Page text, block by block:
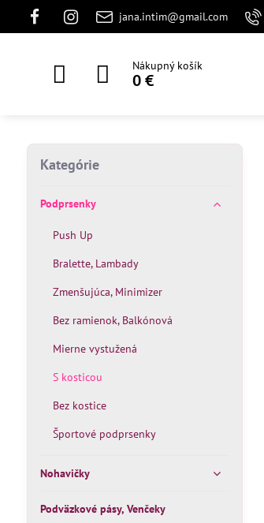
jana.intim@gmail.com
Nákupný košík
0 €
Kategórie
Podprsenky
Push Up
Bralette, Lambady
Zmenšujúca, Minimizer
Bez ramienok, Balkónová
Mierne vystužená
S kosticou
Bez kostice
Športové podprsenky
Nohavičky
Podväzkové pásy, Venčeky